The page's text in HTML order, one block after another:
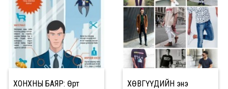
ХОНХНЫ БАЯР: Өөртөө
ХӨВГҮҮДИЙН энэ